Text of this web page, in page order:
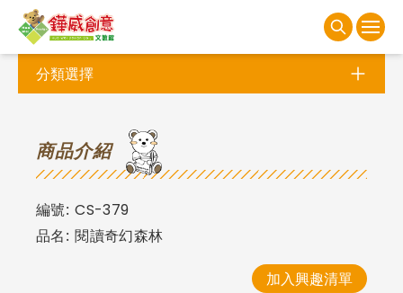
分類選擇
商品介紹
編號: CS-379
品名: 閱讀奇幻森林
加入興趣清單